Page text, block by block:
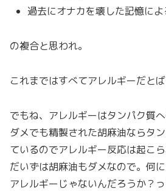
過去にオナカを壊した記憶に
の複合と思われ。
これまではすべてアレルギーだとば
でもね、アレルギーはタンパク質
ダメでも精製された胡麻油ならタ
ているのでアレルギー反応は起こ
だいずは胡麻油もダメなので。何
アレルギーじゃないんだろうか？